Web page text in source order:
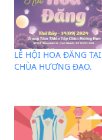
LỄ HỘI HOA ĐĂNG TẠI
CHÙA HƯƠNG ĐẠO.